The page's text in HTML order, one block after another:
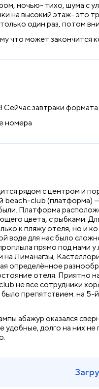
ночью- тихо, шума с
на высокий этаж- это
один раз, потом
что может закончится
завтраки
номера
рядом с центром и
beach-club
Платформа
цвета, с рыбками.
к пляжу отеля, но и
воде для нас было
прямо под
Лиманагзы,
определённое
отеля. Приятно
не все сотрудники
препятствием: на
абажур оказался
удобные, долго на них